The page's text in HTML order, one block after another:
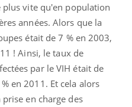
plus vite qu'en population
années. Alors que la
était de 7 % en 2003,
! Ainsi, le taux de
par le VIH était de
en 2011. Et cela alors
en charge des